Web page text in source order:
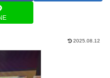
2025.08.12